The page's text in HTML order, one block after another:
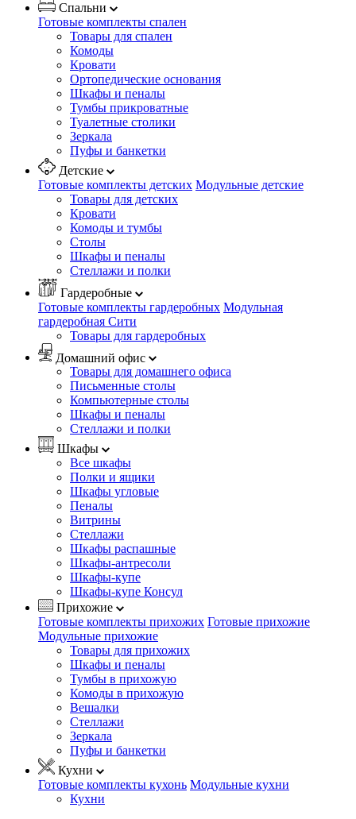
Спальни
Готовые комплекты спален
Товары для спален
Комоды
Кровати
Ортопедические основания
Шкафы и пеналы
Тумбы прикроватные
Туалетные столики
Зеркала
Пуфы и банкетки
Детские
Готовые комплекты детских Модульные детские
Товары для детских
Кровати
Комоды и тумбы
Столы
Шкафы и пеналы
Стеллажи и полки
Гардеробные
Готовые комплекты гардеробных Модульная
гардеробная Сити
Товары для гардеробных
Домашний офис
Товары для домашнего офиса
Письменные столы
Компьютерные столы
Шкафы и пеналы
Стеллажи и полки
Шкафы
Все шкафы
Полки и ящики
Шкафы угловые
Пеналы
Витрины
Стеллажи
Шкафы распашные
Шкафы-антресоли
Шкафы-купе
Шкафы-купе Консул
Прихожие
Готовые комплекты прихожих Готовые прихожие
Модульные прихожие
Товары для прихожих
Шкафы и пеналы
Тумбы в прихожую
Комоды в прихожую
Вешалки
Стеллажи
Зеркала
Пуфы и банкетки
Кухни
Готовые комплекты кухонь Модульные кухни
Кухни